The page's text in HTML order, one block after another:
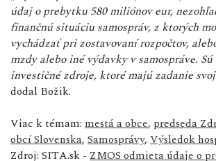
údaj o prebytku 580 miliónov eur,
finančnú situáciu samospráv, z ktorých
vychádzať pri zostavovaní rozpočtov,
mzdy alebo iné výdavky v samospráve.
investičné zdroje, ktoré majú zadanie
dodal Božik.
Viac k témam: mestá a obce, predseda
obcí Slovenska, Samosprávy, Výsledok
Zdroj: SITA.sk - ZMOS odmieta údaje o